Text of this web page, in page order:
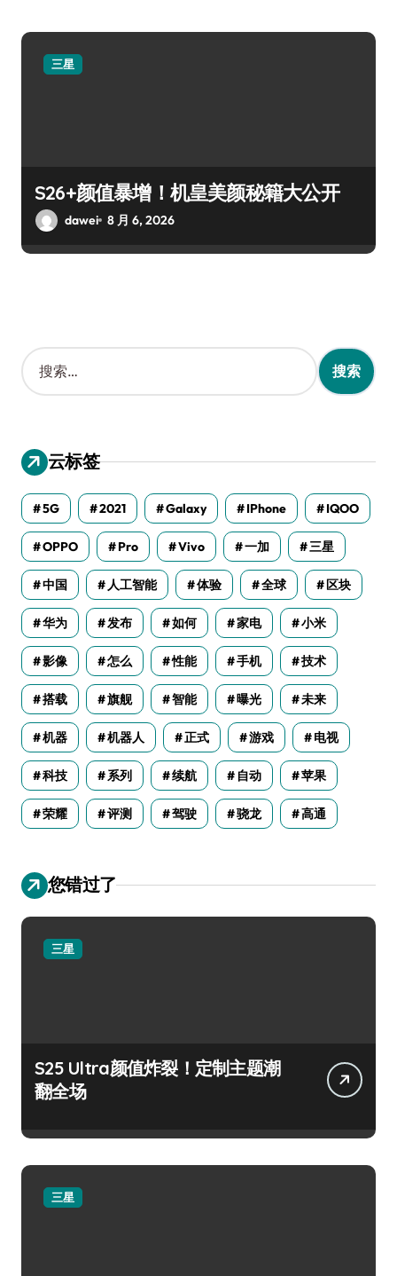
三星
S26+颜值暴增！机皇美颜秘籍大公开
dawei 8 月 6, 2026
搜
索
：
云标签
5G 2021 Galaxy IPhone IQOO
OPPO Pro Vivo 一加 三星
中国 人工智能 体验 全球 区块
华为 发布 如何 家电 小米
影像 怎么 性能 手机 技术
搭载 旗舰 智能 曝光 未来
机器 机器人 正式 游戏 电视
科技 系列 续航 自动 苹果
荣耀 评测 驾驶 骁龙 高通
您错过了
三星
S25 Ultra颜值炸裂！定制主题潮
翻全场
三星